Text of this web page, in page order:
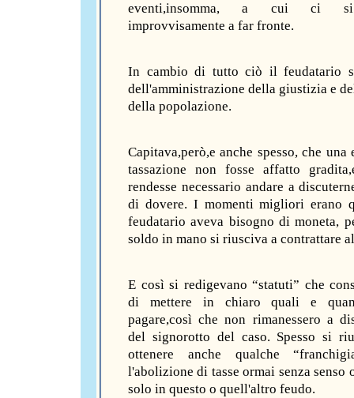
eventi,insomma, a cui ci
improvvisamente a far fronte.
In cambio di tutto ciò il feudatario
dell'amministrazione della giustizia e
della popolazione.
Capitava,però,e anche spesso, che una
tassazione non fosse affatto
rendesse necessario andare a
di dovere. I momenti migliori erano
feudatario aveva bisogno di moneta,
soldo in mano si riusciva a contrattare
E così si redigevano “statuti” che
di mettere in chiaro quali e
pagare,così che non rimanessero a
del signorotto del caso. Spesso si
ottenere anche qualche
l'abolizione di tasse ormai senza senso
solo in questo o quell'altro feudo.